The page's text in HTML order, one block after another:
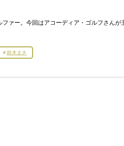
ァー。今回はアコーディア・ゴルフさん
鈴木まき